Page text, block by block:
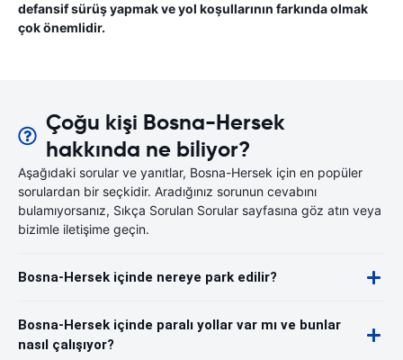
defansif sürüş yapmak ve yol koşullarının farkında olmak
çok önemlidir.
Çoğu kişi Bosna-Hersek
hakkında ne biliyor?
Aşağıdaki sorular ve yanıtlar, Bosna-Hersek için en popüler
sorulardan bir seçkidir. Aradığınız sorunun cevabını
bulamıyorsanız, Sıkça Sorulan Sorular sayfasına göz atın veya
bizimle iletişime geçin.
Bosna-Hersek içinde nereye park edilir?
Bosna-Hersek içinde paralı yollar var mı ve bunlar
nasıl çalışıyor?